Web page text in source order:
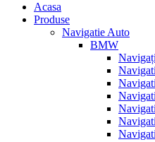
Acasa
Produse
Navigatie Auto
BMW